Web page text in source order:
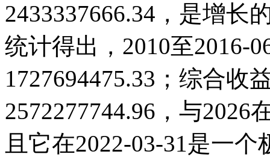
2433337666.34，是增长
统计得出，2010至2016-
1727694475.33；综合收
2572277744.96，与
且它在2022-03-31是一